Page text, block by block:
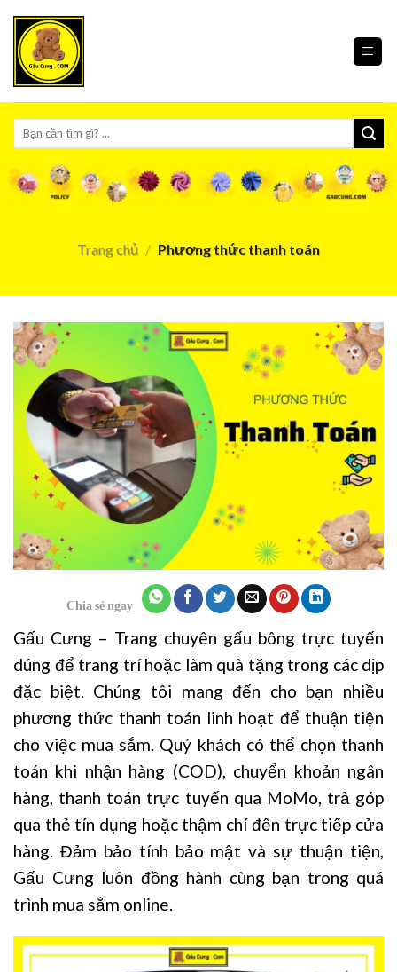
content
Tìm
kiếm:
Trang chủ / Phương thức thanh toán
Chia sẻ ngay
Gấu Cưng – Trang chuyên gấu bông trực tuyến
dúng để trang trí hoặc làm quà tặng trong các dịp
đặc biệt. Chúng tôi mang đến cho bạn nhiều
phương thức thanh toán linh hoạt để thuận tiện
cho việc mua sắm. Quý khách có thể chọn thanh
toán khi nhận hàng (COD), chuyển khoản ngân
hàng, thanh toán trực tuyến qua MoMo, trả góp
qua thẻ tín dụng hoặc thậm chí đến trực tiếp cửa
hàng. Đảm bảo tính bảo mật và sự thuận tiện,
Gấu Cưng luôn đồng hành cùng bạn trong quá
trình mua sắm online.